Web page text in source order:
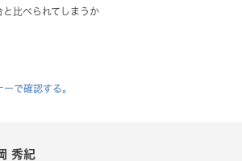
と比べられてしまうか
で確認する。
秀紀